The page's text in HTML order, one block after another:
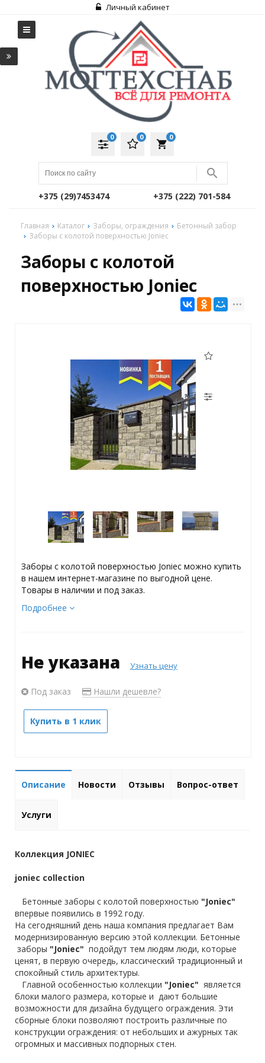
Личный кабинет
local_grocery_store
0
0
0
+375 (29)7453474 +375 (222) 701-584
Главная Каталог Заборы, ограждения
Бетонный забор
Заборы с колотой поверхностью Joniec
Заборы с колотой
поверхностью Joniec
Заборы с колотой поверхностью Joniec можно купить
в нашем интернет-магазине по выгодной цене.
Товары в наличии и под заказ.
Подробнее
Не указана Узнать цену
Под заказ Нашли дешевле?
Купить в 1 клик
Описание Новости Отзывы Вопрос-ответ
Услуги
Коллекция JONIEC
joniec collection
Бетонные заборы с колотой поверхностью "Joniec"
впервые появились в 1992 году.
На сегодняшний день наша компания предлагает Вам
модернизированную версию этой коллекции. Бетонные
заборы "Joniec" подойдут тем людям люди, которые
ценят, в первую очередь, классический традиционный и
спокойный стиль архитектуры.
Главной особенностью коллекции "Joniec" является
блоки малого размера, которые и дают большие
возможности для дизайна будущего ограждения. Эти
сборные блоки позволяют построить различные по
конструкции ограждения: от небольших и ажурных так
огромных и массивных подпорных стен.